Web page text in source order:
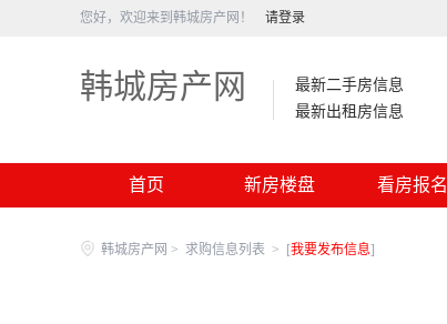
您好，欢迎来到韩城房产网！ 请登录
韩城房产网
最新二手房信息
最新出租房信息
首页 新房楼盘 看房报名
韩城房产网 > 求购信息列表 > [我要发布信息]